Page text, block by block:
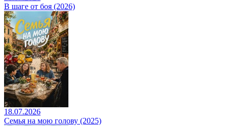
В шаге от боя (2026)
18.07.2026
Семья на мою голову (2025)